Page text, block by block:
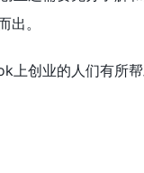
出。
上创业的人们有所